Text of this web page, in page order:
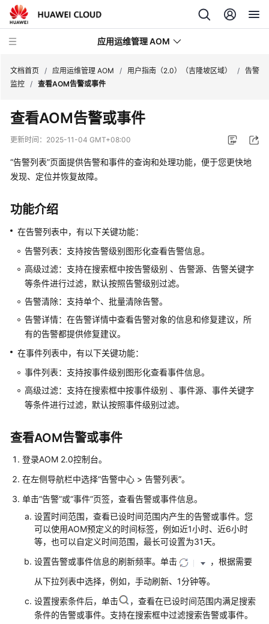
应用运维管理 AOM
最
新
动
产
介
绍
费
说
明
速
入
门
用
户
指
最
佳
践
SDK
文档首页 / 应用运维管理 AOM / 用户指南（2.0）（吉隆坡区域） / 告警
监控 / 查看AOM告警或事件
查看AOM告警或事件
更新时间： 2025-11-04 GMT+08:00
“告警列表”页面提供告警和事件的查询和处理功能，便于您更快地
发现、定位并恢复故障。
功能介绍
在告警列表中，有以下关键功能：
告警列表：支持按告警级别图形化查看告警信息。
高级过滤：支持在搜索框中按告警级别 、告警源、告警关键字
等条件进行过滤，默认按照告警级别过滤。
告警清除：支持单个、批量清除告警。
告警详情：在告警详情中查看告警对象的信息和修复建议，所
有的告警都提供修复建议。
在事件列表中，有以下关键功能：
事件列表：支持按事件级别图形化查看事件信息。
高级过滤：支持在搜索框中按事件级别 、事件源、事件关键字
等条件进行过滤，默认按照事件级别过滤。
查看AOM告警或事件
登录AOM 2.0控制台。
在左侧导航栏中选择“告警中心 > 告警列表”。
单击“告警”或“事件”页签，查看告警或事件信息。
设置时间范围，查看已设时间范围内产生的告警或事件。您
可以使用AOM预定义的时间标签，例如近1小时、近6小时
等，也可以自定义时间范围，最长可设置为31天。
设置告警或事件信息的刷新频率。单击
，根据需要
从下拉列表中选择，例如，手动刷新、1分钟等。
设置搜索条件后，单击
，查看在已设时间范围内满足搜索
条件的告警或事件。支持在搜索框中过滤搜索告警或事件。